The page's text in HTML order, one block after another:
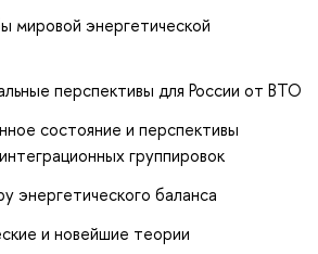
мировой энергетической
перспективы для России от ВТО
состояние и перспективы
группировок
энергетического баланса
и новейшие теории